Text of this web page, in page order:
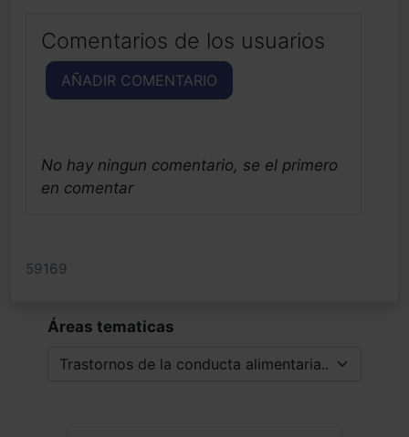
Comentarios de los usuarios
AÑADIR COMENTARIO
No hay ningun comentario, se el primero
en comentar
59169
Áreas tematicas